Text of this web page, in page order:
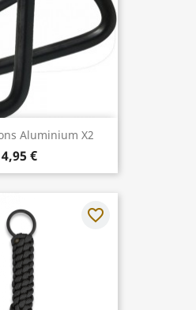
Aluminium X2
4,95 €
favorite_border